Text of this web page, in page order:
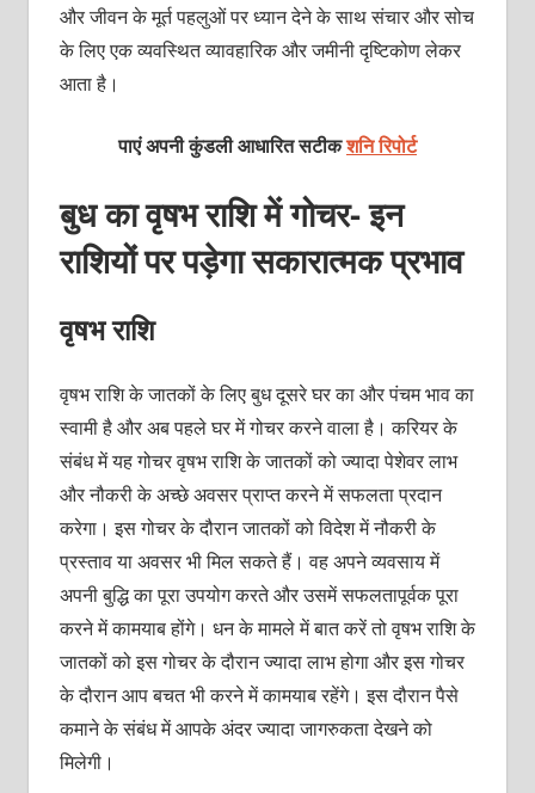
और जीवन के मूर्त पहलुओं पर ध्यान देने के साथ संचार और सोच
के लिए एक व्यवस्थित व्यावहारिक और जमीनी दृष्टिकोण लेकर
आता है।
पाएं अपनी कुंडली आधारित सटीकशनि रिपोर्ट
बुध का वृषभ राशि में गोचर- इन
राशियों पर पड़ेगा सकारात्मक प्रभाव
वृषभ राशि
वृषभ राशि के जातकों के लिए बुध दूसरे घर का और पंचम भाव का
स्वामी है और अब पहले घर में गोचर करने वाला है। करियर के
संबंध में यह गोचर वृषभ राशि के जातकों को ज्यादा पेशेवर लाभ
और नौकरी के अच्छे अवसर प्राप्त करने में सफलता प्रदान
करेगा। इस गोचर के दौरान जातकों को विदेश में नौकरी के
प्रस्ताव या अवसर भी मिल सकते हैं। वह अपने व्यवसाय में
अपनी बुद्धि का पूरा उपयोग करते और उसमें सफलतापूर्वक पूरा
करने में कामयाब होंगे। धन के मामले में बात करें तो वृषभ राशि के
जातकों को इस गोचर के दौरान ज्यादा लाभ होगा और इस गोचर
के दौरान आप बचत भी करने में कामयाब रहेंगे। इस दौरान पैसे
कमाने के संबंध में आपके अंदर ज्यादा जागरुकता देखने को
मिलेगी।